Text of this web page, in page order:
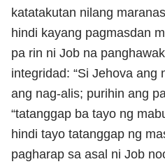
katatakutan nilang
hindi kayang pagmasdan
pa rin ni Job na
integridad: “Si Jehova ang
ang nag-alis; purihin ang
“tatanggap ba tayo ng
hindi tayo tatanggap ng
pagharap sa asal ni Job